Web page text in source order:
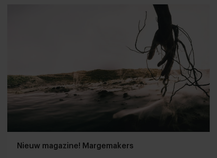
Nieuw magazine! Margemakers